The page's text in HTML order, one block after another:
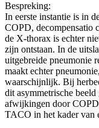
Bespreking:
In eerste instantie is in
COPD, decompensatio
de X-thorax is echter
zijn ontstaan. In de
uitgebreide pneumonie
maakt echter
waarschijnlijk. Bij
dit asymmetrische
afwijkingen door COPD
TACO in het kader van